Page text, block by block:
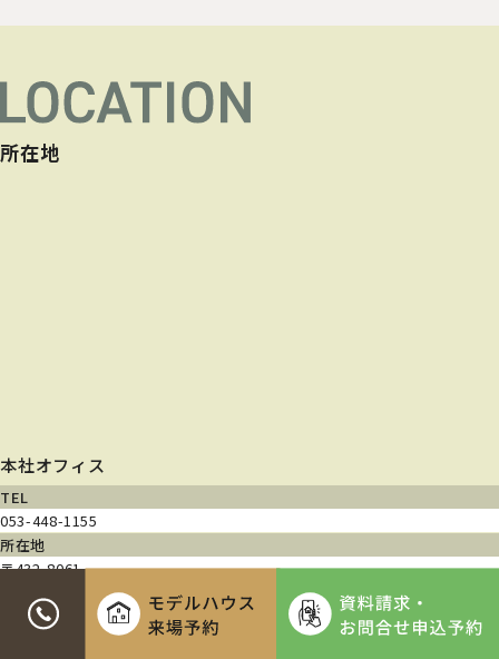
所在地
本社オフィス
TEL
053-448-1155
所在地
〒432-8061
静岡県浜松市中央区入野町740-3
営業時間